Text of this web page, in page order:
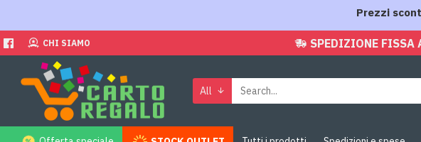
Prezzi
CHI SIAMO SPEDIZIONE FISSA
All